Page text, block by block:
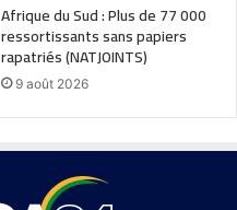
Afrique du Sud : Plus de 77 000
ressortissants sans papiers
rapatriés (NATJOINTS)
9 août 2026